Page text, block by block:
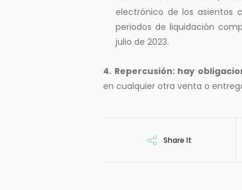
electrónico de los asientos
periodos de liquidación
julio de 2023.
4. Repercusión: hay
en cualquier otra venta o
Share It